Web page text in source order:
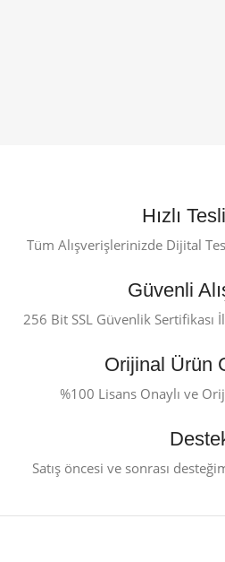
Hızlı
Tüm Alışverişlerinizde Dijital
Güvenli
256 Bit SSL Güvenlik Sertifikası
Orijinal Ürün
%100 Lisans Onaylı ve
Satış öncesi ve sonrası